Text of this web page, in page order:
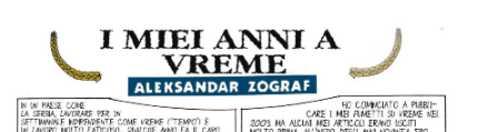
Cerca
per: